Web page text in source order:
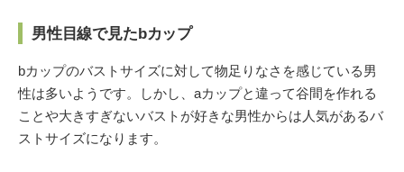
男性目線で見たbカップ
bカップのバストサイズに対して物足りなさを感じている男
性は多いようです。しかし、aカップと違って谷間を作れる
ことや大きすぎないバストが好きな男性からは人気があるバ
ストサイズになります。